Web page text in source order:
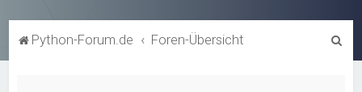
Python-Forum.de Foren-Übersicht